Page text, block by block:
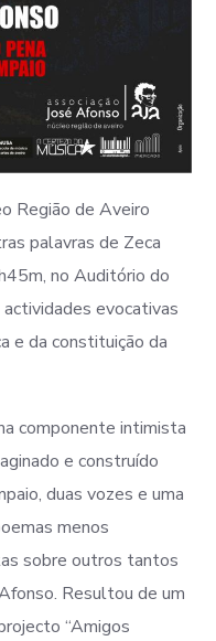
Região de Aveiro
palavras de Zeca
no Auditório do
evocativas
e da constituição da
componente intimista
e construído
duas vozes e uma
menos
sobre outros tantos
Resultou de um
“Amigos